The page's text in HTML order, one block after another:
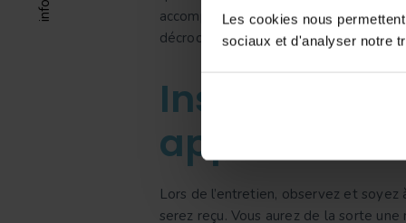
Les cookies nous
sociaux et d'analyser notre
accompagnées d’une courte
décrocher un entretien, surtout si vous
Insistez sur
apprendre
Lors de l’entretien, observez et
serez reçu. Vous aurez de la sorte